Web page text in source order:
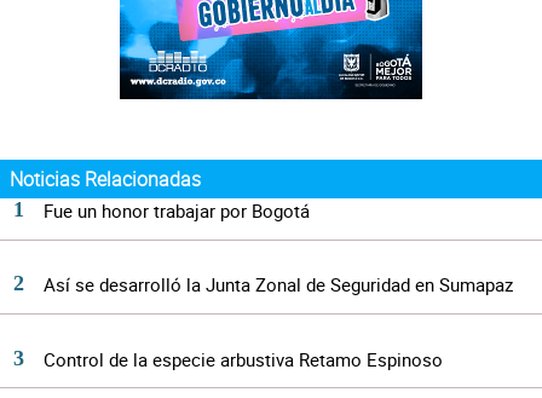
Noticias Relacionadas
Fue un honor trabajar por Bogotá
Así se desarrolló la Junta Zonal de Seguridad en Sumapaz
Control de la especie arbustiva Retamo Espinoso